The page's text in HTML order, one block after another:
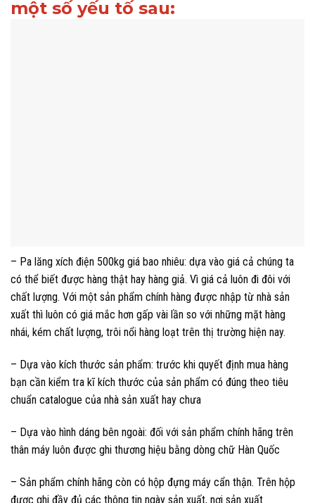
một số yếu tố sau:
– Pa lăng xích điện 500kg giá bao nhiêu: dựa vào giá cả chúng ta
có thể biết được hàng thật hay hàng giả. Vì giá cả luôn đi đôi với
chất lượng. Với một sản phẩm chính hàng được nhập từ nhà sản
xuất thì luôn có giá mắc hơn gấp vài lần so với những mặt hàng
nhái, kém chất lượng, trôi nổi hàng loạt trên thị trường hiện nay.
– Dựa vào kích thước sản phẩm: trước khi quyết định mua hàng
bạn cần kiểm tra kĩ kích thước của sản phẩm có đúng theo tiêu
chuẩn catalogue của nhà sản xuất hay chưa
– Dựa vào hình dáng bên ngoài: đối với sản phẩm chính hãng trên
thân máy luôn được ghi thương hiệu bằng dòng chữ Hàn Quốc
– Sản phẩm chính hãng còn có hộp đựng máy cẩn thận. Trên hộp
được ghi đầy đủ các thông tin ngày sản xuất, nơi sản xuất